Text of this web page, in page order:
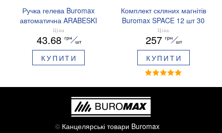
Ручка гелева Buromax
автоматична ARABESKI
0.5 мм ароматизований
грип синє чорнило в
блістері BM.8379-02
Ціна
43.68 грн
шт
КУПИТИ
Комплект скляних магнітів
Buromax SPACE 12 шт 30
мм BM.0048
Ціна
257 грн
шт
КУПИТИ
© Канцелярські товари Buromax